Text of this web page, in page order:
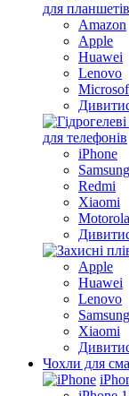
для планшетів
Amazon
Apple
Huawei
Lenovo
для телефонів
iPhone
Samsung
Redmi
Xiaomi
Motorola
Apple
Huawei
Lenovo
Samsung
Xiaomi
Чохли для